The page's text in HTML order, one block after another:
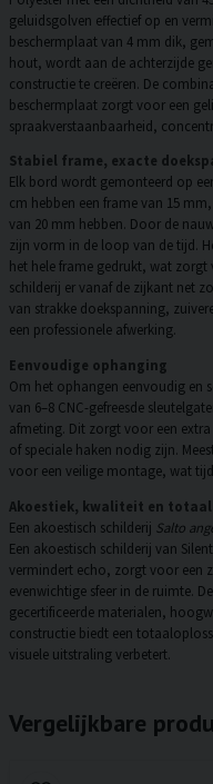
geluidsgolven effectief op en
beschermplaat van 4 mm dik,
hout, wordt aan de achterzijde
constructie te creëren. De
beschermplaat zorgt voor een
spraakverstaanbaarheid,
Stabiel frame, exacte
Elk bord wordt gemonteerd op
cm hebben een frame van 15
van 20 mm hebben. Door de
zijn vorm in de loop van de tijd.
het hele frame gedrukt, wat
schilderij er vanaf de zijkant net
van strakke doekspanning,
een professionele afwerking.
Eenvoudige ophanging
Om het ophangen eenvoudig en
van 6–8 CNC-gefreesde
afmeting. Dit zorgt voor een
of speciale haken nodig zijn.
voor een veilige montage, wat
Akoestiek, kwaliteit en
Een akoestisch schilderij Salto
Een akoestisch schilderij van
vermindert echo, zorgt voor een
evenwichtige sfeer in de ruimte.
gecertificeerde materialen,
constructie biedt een
visuele uitstraling verbetert.
Vergelijkbare